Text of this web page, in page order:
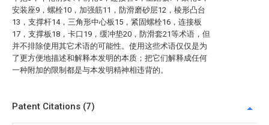
安装座9，螺栓10，加强筋11，防滑磨砂层12，棱形凸台
13，支撑杆14，三角形中心板15，紧固螺栓16，连接板
17，支撑板18，卡口19，缓冲垫20，防滑套21等术语，但
并不排除使用其它术语的可能性。使用这些术语仅仅是为
了更方便地描述和解释本发明的本质；把它们解释成任何
一种附加的限制都是与本发明精神相违背的。
Patent Citations (7)